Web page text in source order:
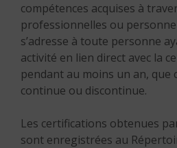
compétences acquises à
professionnelles ou
s’adresse à toute personne
activité en lien direct avec la
pendant au moins un an, que
continue ou discontinue.
Les certifications obtenues
sont enregistrées au